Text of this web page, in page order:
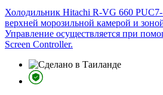
Холодильник Hitachi R-VG 660
верхней морозильной камерой и
Управление осуществляется при
Screen Controller.